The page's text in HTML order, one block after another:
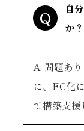
Q
自
か？
A. 問題あ
に、FC化
て構築支援